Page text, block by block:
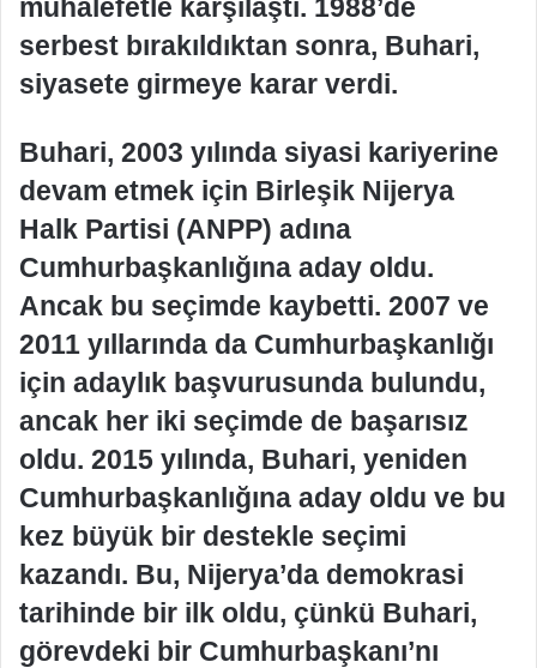
muhalefetle karşılaştı. 1988’de
serbest bırakıldıktan sonra, Buhari,
siyasete girmeye karar verdi.
Buhari, 2003 yılında siyasi kariyerine
devam etmek için Birleşik Nijerya
Halk Partisi (ANPP) adına
Cumhurbaşkanlığına aday oldu.
Ancak bu seçimde kaybetti. 2007 ve
2011 yıllarında da Cumhurbaşkanlığı
için adaylık başvurusunda bulundu,
ancak her iki seçimde de başarısız
oldu. 2015 yılında, Buhari, yeniden
Cumhurbaşkanlığına aday oldu ve bu
kez büyük bir destekle seçimi
kazandı. Bu, Nijerya’da demokrasi
tarihinde bir ilk oldu, çünkü Buhari,
görevdeki bir Cumhurbaşkanı’nı